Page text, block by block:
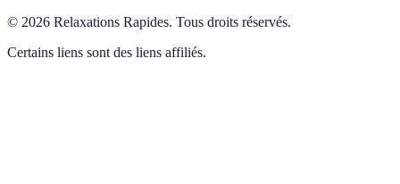
© 2026 Relaxations Rapides. Tous droits réservés.
Certains liens sont des liens affiliés.